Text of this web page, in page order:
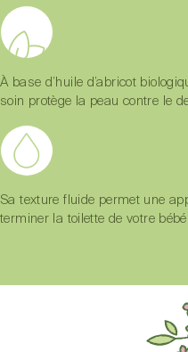
À base d’huile d’abricot
soin protège la peau contre le
Sa texture fluide permet une
terminer la toilette de votre